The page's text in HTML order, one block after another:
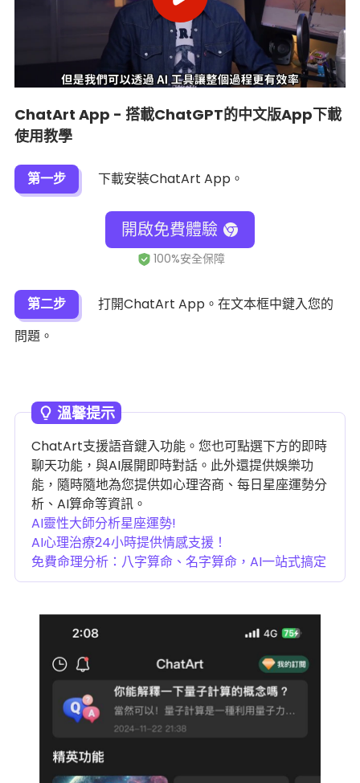
ChatArt App - 搭載ChatGPT的中文版App下載
使用教學
第一步 下載安裝ChatArt App。
開啟免費體驗
第二步
打開ChatArt App。在文本框中鍵入您的
問題。
溫馨提示
ChatArt支援語音鍵入功能。您也可點選下方的即時
聊天功能，與AI展開即時對話。此外還提供娛樂功
能，隨時隨地為您提供如心理咨商、每日星座運勢分
析、AI算命等資訊。
AI靈性大師分析星座運勢!
AI心理治療24小時提供情感支援！
免費命理分析：八字算命、名字算命，AI一站式搞定